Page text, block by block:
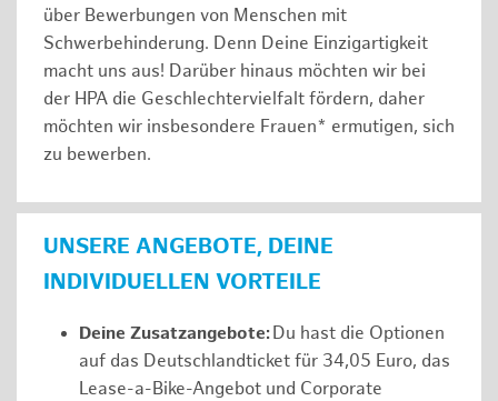
über Bewerbungen von Menschen mit
Schwerbehinderung. Denn Deine Einzigartigkeit
macht uns aus! Darüber hinaus möchten wir bei
der HPA die Geschlechtervielfalt fördern, daher
möchten wir insbesondere Frauen* ermutigen, sich
zu bewerben.
UNSERE ANGEBOTE, DEINE
INDIVIDUELLEN VORTEILE
Deine Zusatzangebote: Du hast die Optionen
auf das Deutschlandticket für 34,05 Euro, das
Lease-a-Bike-Angebot und Corporate